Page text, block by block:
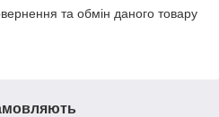
та обмін даного товару